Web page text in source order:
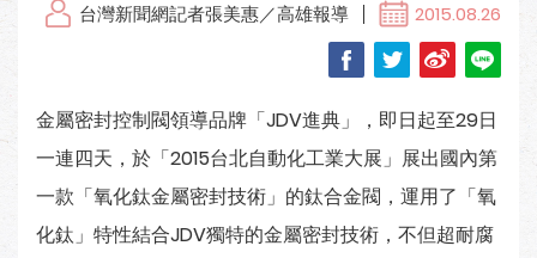
台灣新聞網記者張美惠／高雄報導 2015.08.26
金屬密封控制閥領導品牌「JDV進典」，即日起至29日
一連四天，於「2015台北自動化工業大展」展出國內第
一款「氧化鈦金屬密封技術」的鈦合金閥，運用了「氧
化鈦」特性結合JDV獨特的金屬密封技術，不但超耐腐